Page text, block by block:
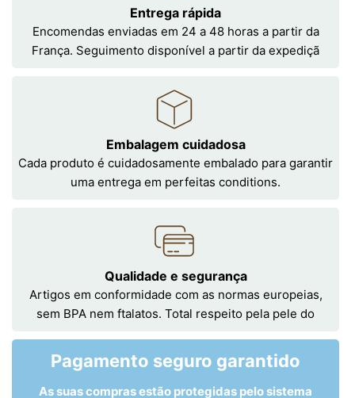
Entrega rápida
Encomendas enviadas em 24 a 48 horas a partir da
França. Seguimento disponível a partir da expediçã
Embalagem cuidadosa
Cada produto é cuidadosamente embalado para garantir
uma entrega em perfeitas conditions.
Qualidade e segurança
Artigos em conformidade com as normas europeias,
sem BPA nem ftalatos. Total respeito pela pele do
Pagamento seguro garantido
As suas compras estão protegidas pelo sistema